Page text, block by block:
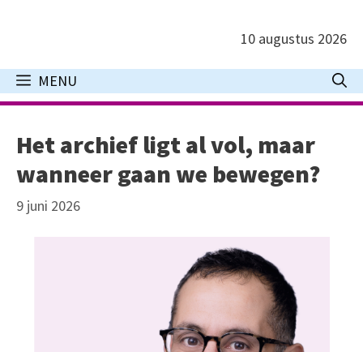
inhoud
10 augustus 2026
MENU
Het archief ligt al vol, maar
wanneer gaan we bewegen?
9 juni 2026